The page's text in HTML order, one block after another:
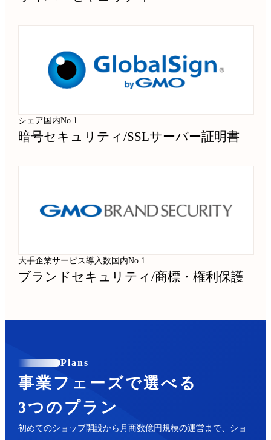
シェア国内No.1
暗号セキュリティ/SSLサーバー証明書
大手企業サービス導入数国内No.1
ブランドセキュリティ/商標・権利保護
Plans
事業フェーズで選べる
3つのプラン
初めてのショップ開設から月商数億円規模の運営まで、ショ